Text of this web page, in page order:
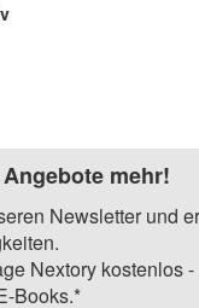
mehr!
Newsletter und
Nextory kostenlos
Books.*